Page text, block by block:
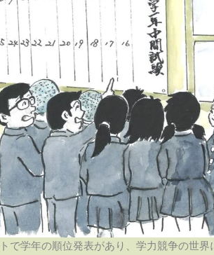
で学年の順位発表があり、学力競争の世界